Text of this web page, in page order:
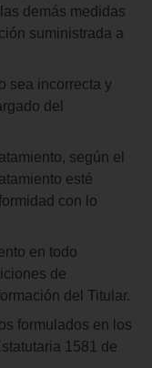
demás medidas
suministrada a
sea incorrecta y
del
según el
esté
con lo
en todo
de
del Titular.
formulados en los
1581 de